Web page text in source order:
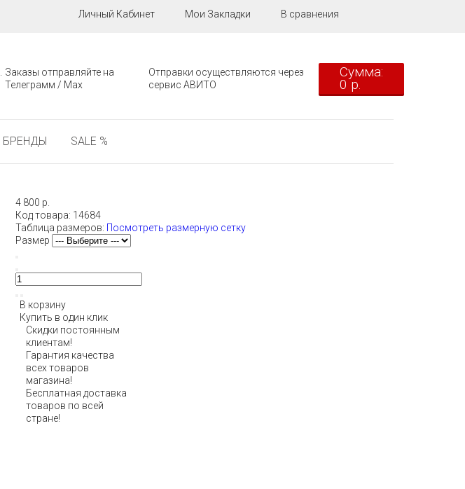
Личный Кабинет Мои Закладки В сравнения
Заказы отправляйте на
Телеграмм / Мах
Отправки осуществляются через
сервис АВИТО
Сумма:
0 р.
БРЕНДЫ SALE %
4 800 р.
Код товара: 14684
Таблица размеров: Посмотреть размерную сетку
Размер
В корзину
Купить в один клик
Скидки постоянным
клиентам!
Гарантия качества
всех товаров
магазина!
Бесплатная доставка
товаров по всей
стране!